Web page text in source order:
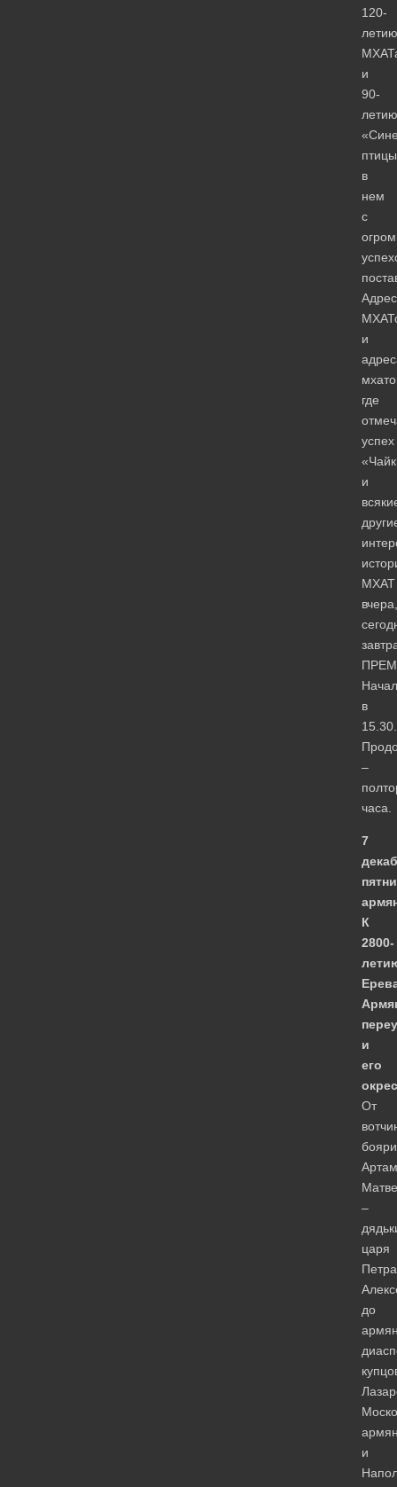
120-
летию
и
90-
летию
в
нем
с
и
где
успех
и
МХАТ
вчера,
в
15.30.
–
часа.
7
К
2800-
и
его
От
–
царя
Петра
до
и